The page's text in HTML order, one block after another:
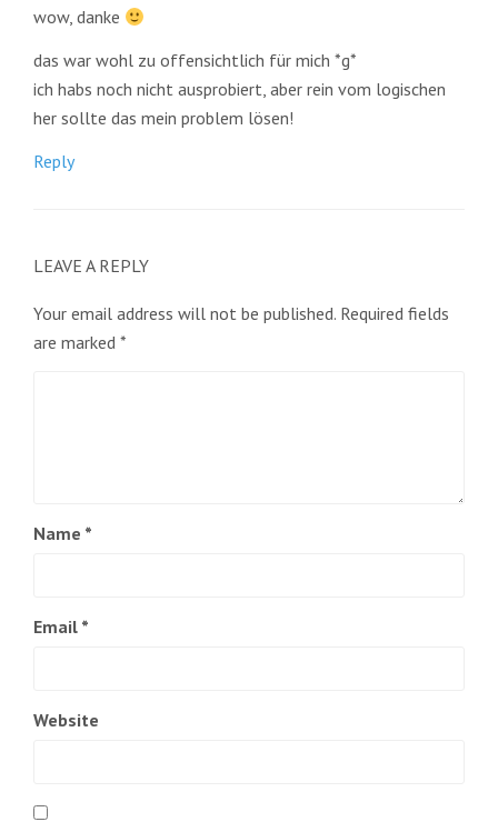
wow, danke
das war wohl zu offensichtlich für mich *g*
ich habs noch nicht ausprobiert, aber rein vom logischen
her sollte das mein problem lösen!
Reply
LEAVE A REPLY
Your email address will not be published. Required fields
are marked *
Name *
Email *
Website